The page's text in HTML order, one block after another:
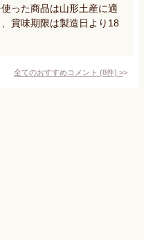
った商品は山形土産に適
賞味期限は製造日より18
全てのおすすめコメント (8件) >